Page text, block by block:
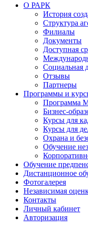
О РАРК
История
Структура
Филиалы
Документы
Доступная
Социальная
Отзывы
Партнеры
Программы и
Программа
Бизнес-
Курсы для
Курсы для
Охрана и
Обучение
Обучение
Дистанционное
Фотогалерея
Независимая
Контакты
Личный кабинет
Авторизация